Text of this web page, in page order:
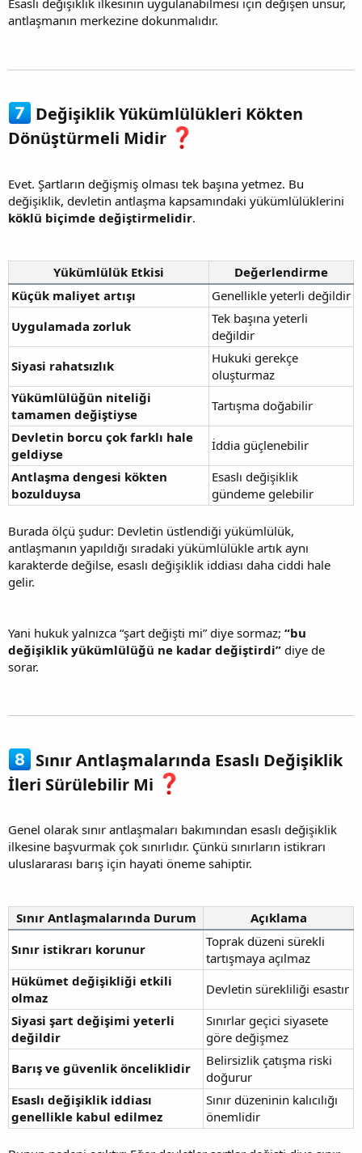
Esaslı değişiklik ilkesinin uygulanabilmesi için değişen unsur,
antlaşmanın merkezine dokunmalıdır.
Değişiklik Yükümlülükleri Kökten
Dönüştürmeli Midir
Evet. Şartların değişmiş olması tek başına yetmez. Bu
değişiklik, devletin antlaşma kapsamındaki yükümlülüklerini
köklü biçimde değiştirmelidir.
Yükümlülük Etkisi
Değerlendirme
Küçük maliyet artışı
Genellikle yeterli değildir
Uygulamada zorluk
Tek başına yeterli
değildir
Siyasi rahatsızlık
Hukuki gerekçe
oluşturmaz
Yükümlülüğün niteliği
tamamen değiştiyse
Tartışma doğabilir
Devletin borcu çok farklı hale
geldiyse
İddia güçlenebilir
Antlaşma dengesi kökten
bozulduysa
Esaslı değişiklik
gündeme gelebilir
Burada ölçü şudur: Devletin üstlendiği yükümlülük,
antlaşmanın yapıldığı sıradaki yükümlülükle artık aynı
karakterde değilse, esaslı değişiklik iddiası daha ciddi hale
gelir.
Yani hukuk yalnızca “şart değişti mi” diye sormaz; “bu
değişiklik yükümlülüğü ne kadar değiştirdi” diye de
sorar.
Sınır Antlaşmalarında Esaslı Değişiklik
İleri Sürülebilir Mi
Genel olarak sınır antlaşmaları bakımından esaslı değişiklik
ilkesine başvurmak çok sınırlıdır. Çünkü sınırların istikrarı
uluslararası barış için hayati öneme sahiptir.
Sınır Antlaşmalarında Durum
Açıklama
Sınır istikrarı korunur
Toprak düzeni sürekli
tartışmaya açılmaz
Hükümet değişikliği etkili
olmaz
Devletin sürekliliği esastır
Siyasi şart değişimi yeterli
değildir
Sınırlar geçici siyasete
göre değişmez
Barış ve güvenlik önceliklidir
Belirsizlik çatışma riski
doğurur
Esaslı değişiklik iddiası
genellikle kabul edilmez
Sınır düzeninin kalıcılığı
önemlidir